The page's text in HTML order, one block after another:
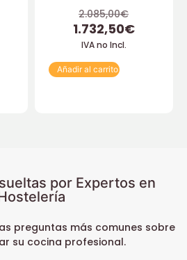
2.085,00€
1.732,50€
IVA no Incl.
Añadir al carrito
por Expertos en
preguntas más comunes sobre
su cocina profesional.